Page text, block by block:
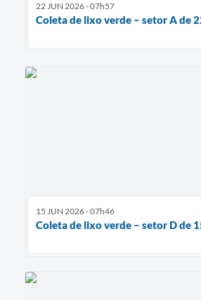
22 JUN 2026 - 07h57
Coleta de lixo verde – setor A de
15 JUN 2026 - 07h46
Coleta de lixo verde – setor D de